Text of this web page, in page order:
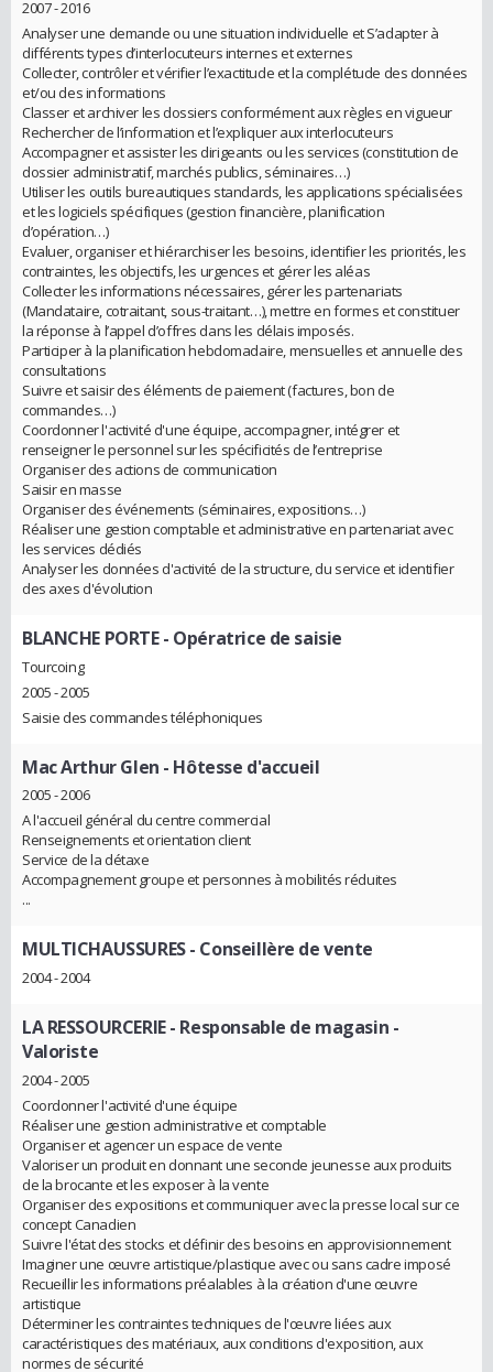
2007 - 2016
Analyser une demande ou une situation individuelle et S’adapter à
différents types d’interlocuteurs internes et externes
Collecter, contrôler et vérifier l’exactitude et la complétude des données
et/ou des informations
Classer et archiver les dossiers conformément aux règles en vigueur
Rechercher de l’information et l’expliquer aux interlocuteurs
Accompagner et assister les dirigeants ou les services (constitution de
dossier administratif, marchés publics, séminaires…)
Utiliser les outils bureautiques standards, les applications spécialisées
et les logiciels spécifiques (gestion financière, planification
d’opération…)
Evaluer, organiser et hiérarchiser les besoins, identifier les priorités, les
contraintes, les objectifs, les urgences et gérer les aléas
Collecter les informations nécessaires, gérer les partenariats
(Mandataire, cotraitant, sous-traitant…), mettre en formes et constituer
la réponse à l’appel d’offres dans les délais imposés.
Participer à la planification hebdomadaire, mensuelles et annuelle des
consultations
Suivre et saisir des éléments de paiement (factures, bon de
commandes…)
Coordonner l'activité d'une équipe, accompagner, intégrer et
renseigner le personnel sur les spécificités de l’entreprise
Organiser des actions de communication
Saisir en masse
Organiser des événements (séminaires, expositions…)
Réaliser une gestion comptable et administrative en partenariat avec
les services dédiés
Analyser les données d'activité de la structure, du service et identifier
des axes d'évolution
BLANCHE PORTE- Opératrice de saisie
Tourcoing
2005 - 2005
Saisie des commandes téléphoniques
Mac Arthur Glen - Hôtesse d'accueil
2005 - 2006
A l'accueil général du centre commercial
Renseignements et orientation client
Service de la détaxe
Accompagnement groupe et personnes à mobilités réduites
...
MULTICHAUSSURES- Conseillère de vente
2004 - 2004
LA RESSOURCERIE- Responsable de magasin -
Valoriste
2004 - 2005
Coordonner l'activité d'une équipe
Réaliser une gestion administrative et comptable
Organiser et agencer un espace de vente
Valoriser un produit en donnant une seconde jeunesse aux produits
de la brocante et les exposer à la vente
Organiser des expositions et communiquer avec la presse local sur ce
concept Canadien
Suivre l'état des stocks et définir des besoins en approvisionnement
Imaginer une œuvre artistique/plastique avec ou sans cadre imposé
Recueillir les informations préalables à la création d'une œuvre
artistique
Déterminer les contraintes techniques de l'œuvre liées aux
caractéristiques des matériaux, aux conditions d'exposition, aux
normes de sécurité